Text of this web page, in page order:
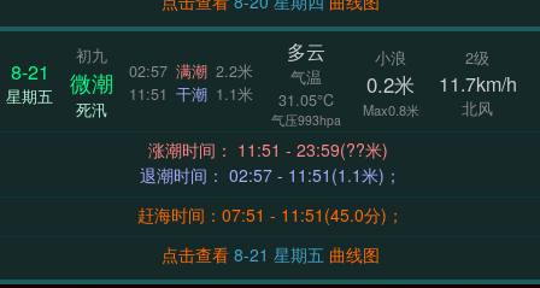
8-21
星期五
初九
微潮
死汛
02:57 满潮 2.2米
11:51 干潮 1.1米
多云
气温
31.05°C
气压993hpa
小浪
0.2米
Max0.8米
2级
11.7km/h
北风
涨潮时间： 11:51 - 23:59(??米)
退潮时间： 02:57 - 11:51(1.1米)；
赶海时间：07:51 - 11:51(45.0分)；
点击查看
8-21 星期五 曲线图